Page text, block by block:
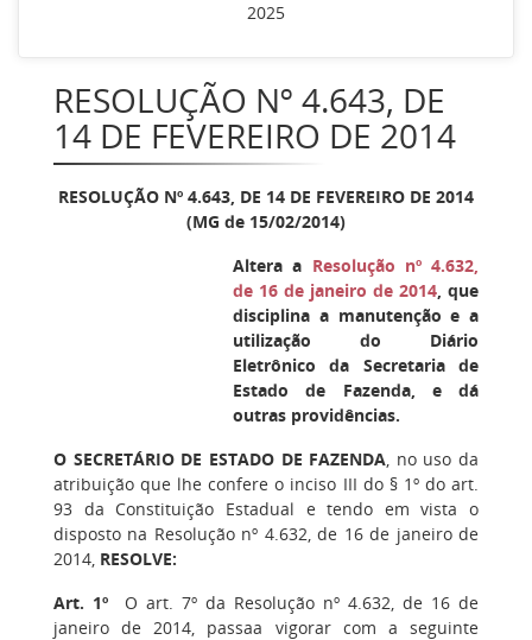
2025
RESOLUÇÃO Nº 4.643, DE
14 DE FEVEREIRO DE 2014
RESOLUÇÃO Nº 4.643, DE 14 DE FEVEREIRO DE 2014
(MG de 15/02/2014)
Altera a Resolução nº 4.632,
de 16 de janeiro de 2014, que
disciplina a manutenção e a
utilização do Diário
Eletrônico da Secretaria de
Estado de Fazenda, e dá
outras providências.
O SECRETÁRIO DE ESTADO DE FAZENDA, no uso da
atribuição que lhe confere o inciso III do § 1º do art.
93 da Constituição Estadual e tendo em vista o
disposto na Resolução nº 4.632, de 16 de janeiro de
2014, RESOLVE:
Art. 1º O art. 7º da Resolução nº 4.632, de 16 de
janeiro de 2014, passaa vigorar com a seguinte